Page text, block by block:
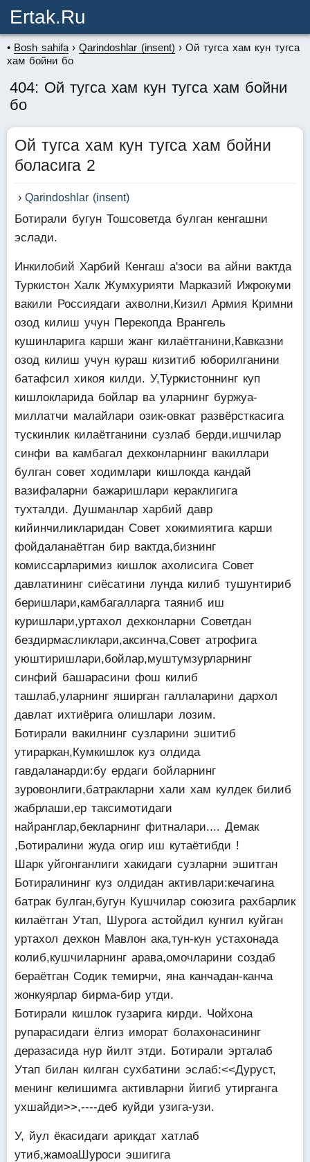
Ertak.ru
Bosh sahifa Qarindoshlar (insent)
Oй тугса хам кун тугса
хам бойни бо
404: Oй тугса хам кун тугса хам бойни
бо
Oй тугса хам кун тугса хам бойни
боласига 2
Qarindoshlar (insent)
Ботирали бугун Тошсоветда булган кенгашни
эслади.
Инкилобий Харбий Кенгаш а'зоси ва айни вактда
Туркистон Халк Жумхурияти Марказий Ижрокуми
вакили Россиядаги ахволни,Кизил Армия Кримни
озод килиш учун Перекопда Врангель
кушинларига карши жанг килаётганини,Кавказни
озод килиш учун кураш кизитиб юборилганини
батафсил хикоя килди. У,Туркистоннинг куп
кишлокларида бойлар ва уларнинг буржуа-
миллатчи малайлари озик-овкат развёрсткасига
тускинлик килаётганини сузлаб берди,ишчилар
синфи ва камбагал дехконларнинг вакиллари
булган совет ходимлари кишлокда кандай
вазифаларни бажаришлари кераклигига
тухталди. Душманлар харбий давр
кийинчиликларидан Совет хокимиятига карши
фойдаланаётган бир вактда,бизнинг
комиссарларимиз кишлок ахолисига Совет
давлатининг сиёсатини лунда килиб тушунтириб
беришлари,камбагалларга таяниб иш
куришлари,уртахол дехконларни Советдан
бездирмасликлари,аксинча,Совет атрофига
уюштиришлари,бойлар,муштумзурларнинг
синфий башарасини фош килиб
ташлаб,уларнинг яширган галлаларини дархол
давлат ихтиёрига олишлари лозим.
Ботирали вакилнинг сузларини эшитиб
утираркан,Кумкишлок куз олдида
гавдаланарди:бу ердаги бойларнинг
зуровонлиги,батракларни хали хам кулдек билиб
жабрлаши,ер таксимотидаги
найранглар,бекларнинг фитналари.... Демак
,Ботиралини жуда огир иш кутаётибди !
Шарк уйгонганлиги хакидаги сузларни эшитган
Ботиралининг куз олдидан активлари:кечагина
батрак булган,бугун Кушчилар союзига рахбарлик
килаётган Утап, Шурога астойдил кунгил куйган
уртахол дехкон Мавлон ака,тун-кун устахонада
колиб,кушчиларнинг арава,омочларини создаб
бераётган Содик темирчи, яна канчадан-канча
жонкуярлар бирма-бир утди.
Ботирали кишлок гузарига кирди. Чойхона
рупарасидаги ёлгиз иморат болахонасининг
деразасида нур йилт этди. Ботирали эрталаб
Утап билан килган сухбатини эслаб:<<Дуруст,
менинг келишимга активларни йигиб утирганга
ухшайди>>,----деб куйди узига-узи.
У, йул ёкасидаги арикдат хатлаб
утиб,жамоаШуроси эшигига